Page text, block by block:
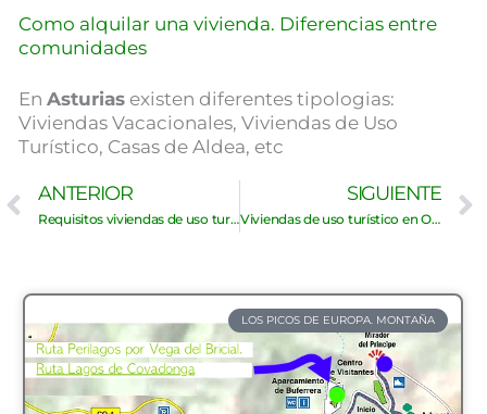
Como alquilar una vivienda. Diferencias entre
comunidades
En Asturias existen diferentes tipologias:
Viviendas Vacacionales, Viviendas de Uso
Turístico, Casas de Aldea, etc
Ant
ANTERIOR
Requisitos viviendas de uso turístico Asturias
SIGUIENTE
Viviendas de uso turístico en Oviedo
LOS PICOS DE EUROPA. MONTAÑA